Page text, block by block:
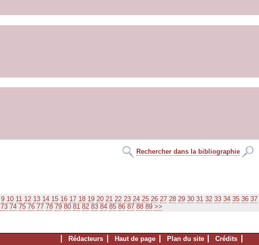
Rechercher dans la bibliographie
9 10 11 12 13 14 15 16 17 18 19 20 21 22 23 24 25 26 27 28 29 30 31 32 33 34 35 36 37
73 74 75 76 77 78 79 80 81 82 83 84 85 86 87 88 89 >>
Rédacteurs Haut de page Plan du site Crédits